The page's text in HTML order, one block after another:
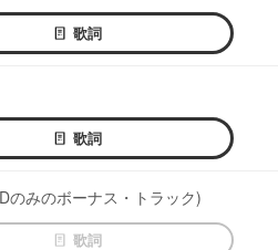
歌詞
歌詞
のみのボーナス・トラック)
歌詞